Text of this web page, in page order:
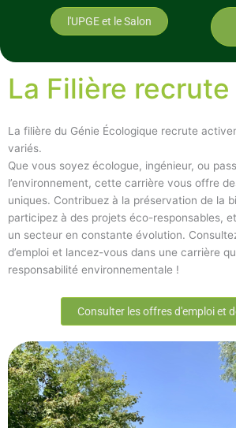
l'UPGE et le Salon
La Filière recrute
La filière du Génie Écologique recrute
variés.
Que vous soyez écologue, ingénieur, ou
l’environnement, cette carrière vous offre
uniques. Contribuez à la préservation de la
participez à des projets éco-responsables,
un secteur en constante évolution.
d’emploi et lancez-vous dans une carrière
responsabilité environnementale !
Consulter les offres d'emploi et